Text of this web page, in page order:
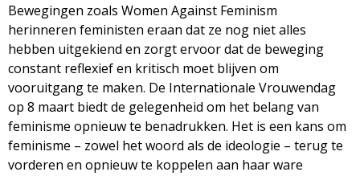
Bewegingen zoals Women Against Feminism
herinneren feministen eraan dat ze nog niet alles
hebben uitgekiend en zorgt ervoor dat de beweging
constant reflexief en kritisch moet blijven om
vooruitgang te maken. De Internationale Vrouwendag
op 8 maart biedt de gelegenheid om het belang van
feminisme opnieuw te benadrukken. Het is een kans om
feminisme – zowel het woord als de ideologie – terug te
vorderen en opnieuw te koppelen aan haar ware